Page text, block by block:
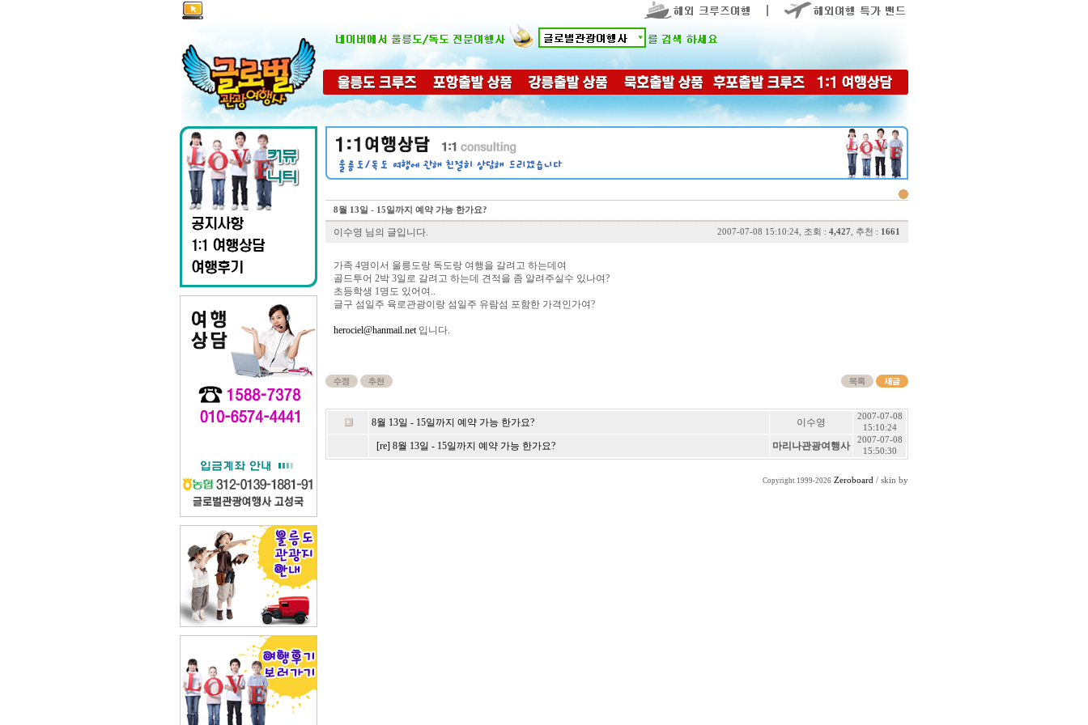
8월 13일 - 15일까지 예약 가능 한가요?
이수영 님의 글입니다. 2007-07-08 15:10:24, 조회 : 4,427 , 추천 : 1661
가족 4명이서 울릉도랑 독도랑 여행을 갈려고 하는데여
골드투어 2박 3일로 갈려고 하는데 견적을 좀 알려주실수 있나여?
초등학생 1명도 있어여..
글구 섬일주 육로관광이랑 섬일주 유람섬 포함한 가격인가여?
herociel@hanmail.net입니다.
8월 13일 - 15일까지 예약 가능 한가요? 이수영
2007-07-08
15:10:24
[re] 8월 13일 - 15일까지 예약 가능 한가요? 마리나관광여행사
2007-07-08
15:50:30
Copyright 1999-2026 Zeroboard / skin by